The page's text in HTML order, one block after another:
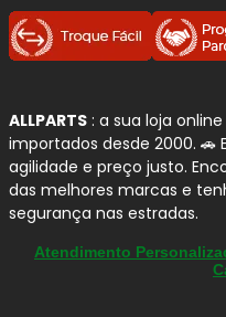
ALLPARTS : a sua loja
importados desde 2000. 🚗
agilidade e preço justo.
das melhores marcas e
segurança nas estradas.
Atendimento